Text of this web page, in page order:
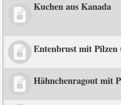
Kuchen aus Kanada
Entenbrust mit Pilzen
Hähnchenragout mit